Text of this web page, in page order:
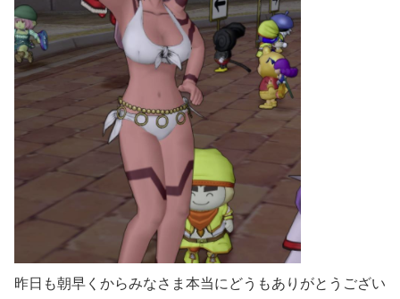
昨日も朝早くからみなさま本当にどうもありがとうござい